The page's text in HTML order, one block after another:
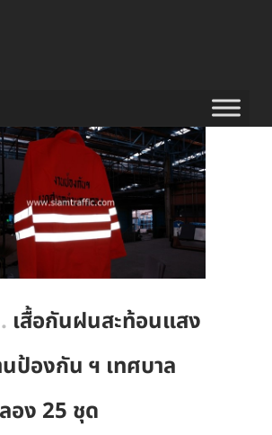
เสื้อกันฝนสะท้อนแสง
ป้องกัน ฯ เทศบาล
อง 25 ชุด